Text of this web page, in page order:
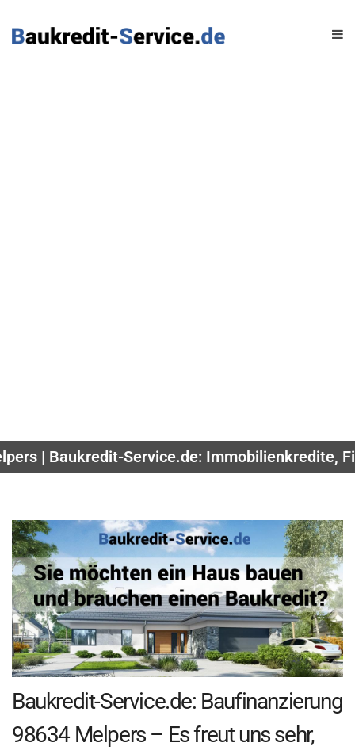
| Baukredit-Service.de: Immobilienkredite,
Baukredit-Service.de: Baufinanzierung
98634 Melpers – Es freut uns sehr,